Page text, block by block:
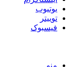
یوتیوب
توییتر
فیسبوک
منو